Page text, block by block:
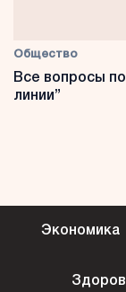
Общество
Все вопросы
линии”
Экономика